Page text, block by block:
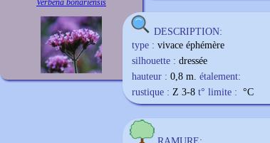
Verbena bonariensis
DESCRIPTION:
type : vivace éphémère
silhouette : dressée
hauteur : 0,8 m. étalement:
rustique : Z 3-8 t° limite : °C